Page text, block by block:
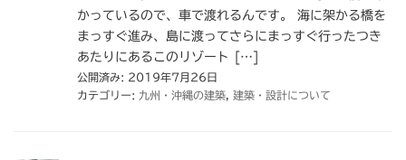
かっているので、車で渡れるんです。 海に架かる橋を
まっすぐ進み、島に渡ってさらにまっすぐ行ったつき
あたりにあるこのリゾート […]
公開済み: 2019年7月26日
カテゴリー: 九州・沖縄の建築, 建築・設計について